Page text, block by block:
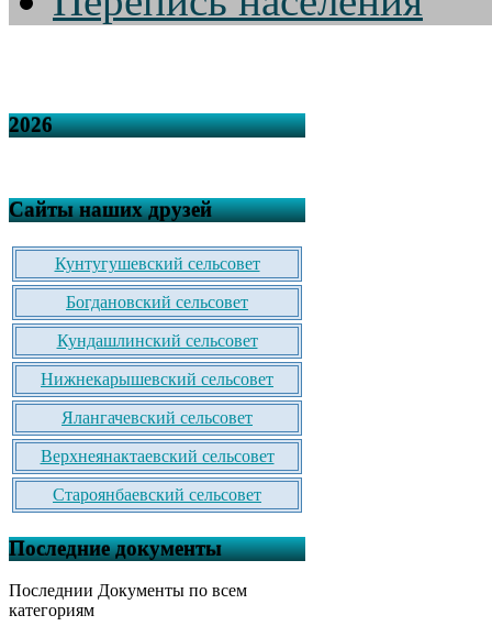
2026
Сайты наших друзей
Кунтугушевский сельсовет
Богдановский сельсовет
Кундашлинский сельсовет
Нижнекарышевский сельсовет
Ялангачевский сельсовет
Верхнеянактаевский сельсовет
Староянбаевский сельсовет
Последние документы
Последнии Документы по всем
категориям